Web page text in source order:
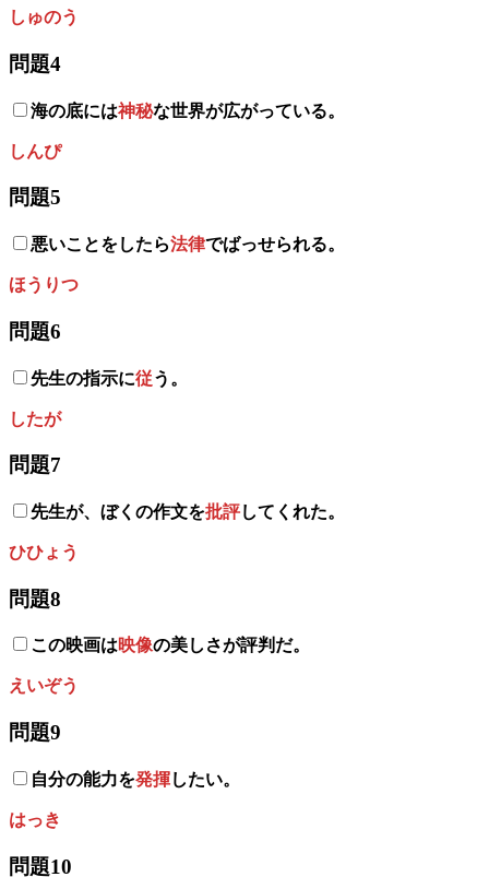
しゅのう
問題4
海の底には神秘な世界が広がっている。
しんぴ
問題5
悪いことをしたら法律でばっせられる。
ほうりつ
問題6
先生の指示に従う。
したが
問題7
先生が、ぼくの作文を批評してくれた。
ひひょう
問題8
この映画は映像の美しさが評判だ。
えいぞう
問題9
自分の能力を発揮したい。
はっき
問題10